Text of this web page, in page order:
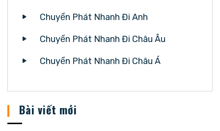
Chuyển Phát Nhanh Đi Anh
Chuyển Phát Nhanh Đi Châu Âu
Chuyển Phát Nhanh Đi Châu Á
Bài viết mới